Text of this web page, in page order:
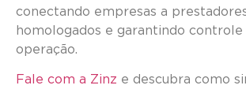
conectando empresas a
homologados e garantindo
operação.
Fale com a Zinz e descubra como